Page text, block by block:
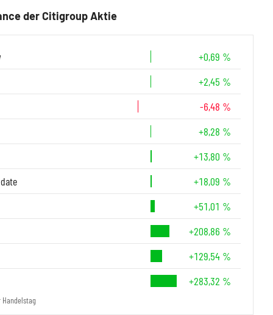
der Citigroup Aktie
+0,69 %
+2,45 %
-6,48 %
+8,28 %
+13,80 %
+18,09 %
+51,01 %
+208,86 %
+129,54 %
+283,32 %